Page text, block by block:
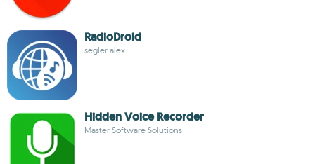
RadioDroid
segler.alex
Hidden Voice Recorder
Master Software Solutions